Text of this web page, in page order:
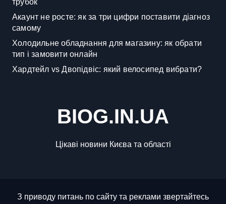
трубок
Акаунт не росте: як за три цифри поставити діагноз
самому
Холодильне обладнання для магазину: як обрати
тип і замовити онлайн
Хардтейл vs Двопідвіс: який велосипед вибрати?
BIOG.IN.UA
Цікаві новини Києва та області
З приводу питань по сайту та реклами звертайтесь